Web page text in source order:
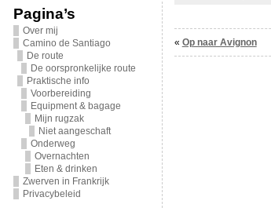
Pagina’s
Over mij
Camino de Santiago
De route
De oorspronkelijke route
Praktische info
Voorbereiding
Equipment & bagage
Mijn rugzak
Niet aangeschaft
Onderweg
Overnachten
Eten & drinken
Zwerven in Frankrijk
Privacybeleid
« Op naar Avignon